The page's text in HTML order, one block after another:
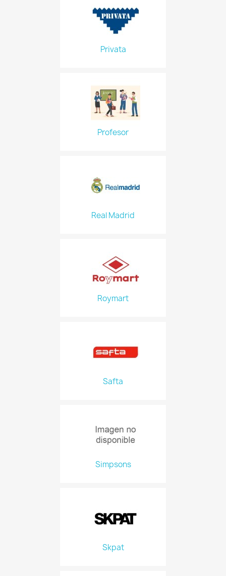
Privata
Profesor
Real Madrid
Roymart
Safta
Simpsons
Skpat